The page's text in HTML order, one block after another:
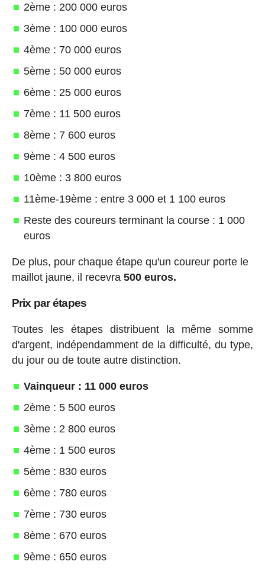
2ème : 200 000 euros
3ème : 100 000 euros
4ème : 70 000 euros
5ème : 50 000 euros
6ème : 25 000 euros
7ème : 11 500 euros
8ème : 7 600 euros
9ème : 4 500 euros
10ème : 3 800 euros
11ème-19ème : entre 3 000 et 1 100 euros
Reste des coureurs terminant la course : 1 000
euros
De plus, pour chaque étape qu'un coureur porte le
maillot jaune, il recevra 500 euros.
Prix par étapes
Toutes les étapes distribuent la même somme
d'argent, indépendamment de la difficulté, du type,
du jour ou de toute autre distinction.
Vainqueur : 11 000 euros
2ème : 5 500 euros
3ème : 2 800 euros
4ème : 1 500 euros
5ème : 830 euros
6ème : 780 euros
7ème : 730 euros
8ème : 670 euros
9ème : 650 euros